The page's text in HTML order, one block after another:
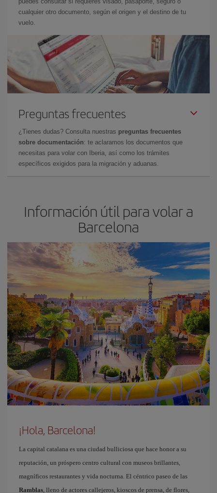
cualquier otro documento, según el origen y el destino de tu
vuelo.
Preguntas frecuentes
¿Tienes dudas? Consulta nuestras preguntas frecuentes
sobre documentación: te aclaramos los documentos que
necesitas para volar con Iberia, así como los trámites
específicos exigidos para la migración y aduanas.
Información útil para volar a
Barcelona
¡Hola, Barcelona!
La capital catalana es una ciudad bulliciosa que hace honor a su
reputación, un próspero centro cultural con museos brillantes,
magníficos restaurantes y vida nocturna. El céntrico paseo de las
Ramblas, lleno de actores callejeros, kioscos de prensa, de flores,